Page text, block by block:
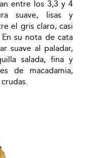
entre los 3,3 y 4
suave, lisas y
el gris claro, casi
su nota de cata
suave al paladar,
salada, fina y
de macadamia,